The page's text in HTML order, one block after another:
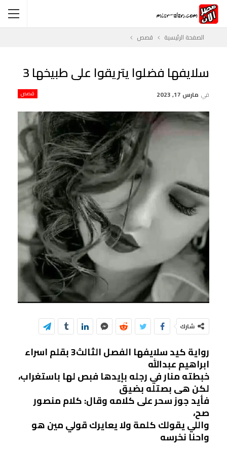
الصفحة الرئيسية قصص
سلايفها فضلوا يتريقوا على طبيخها 3
قصص في مارس 17, 2023
شارك
رواية كيد سلايفها الفصل الثالث3 بقلم اسراء
ابراهيم عبدالله
خبطته منار في رجله بإيدها فبص لها باستغراب،
لكن هى بصتله بضيق
فأيد جوز سحر على كلامه وقال: كلام منصور
صح،
واللي يقولك كلمة ولا يعايرك قولي مين هو
واحنا نخرسه